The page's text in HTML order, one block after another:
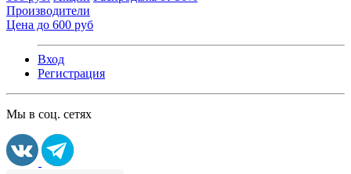
Производители
Цена до 600 руб
Вход
Регистрация
Мы в соц. сетях